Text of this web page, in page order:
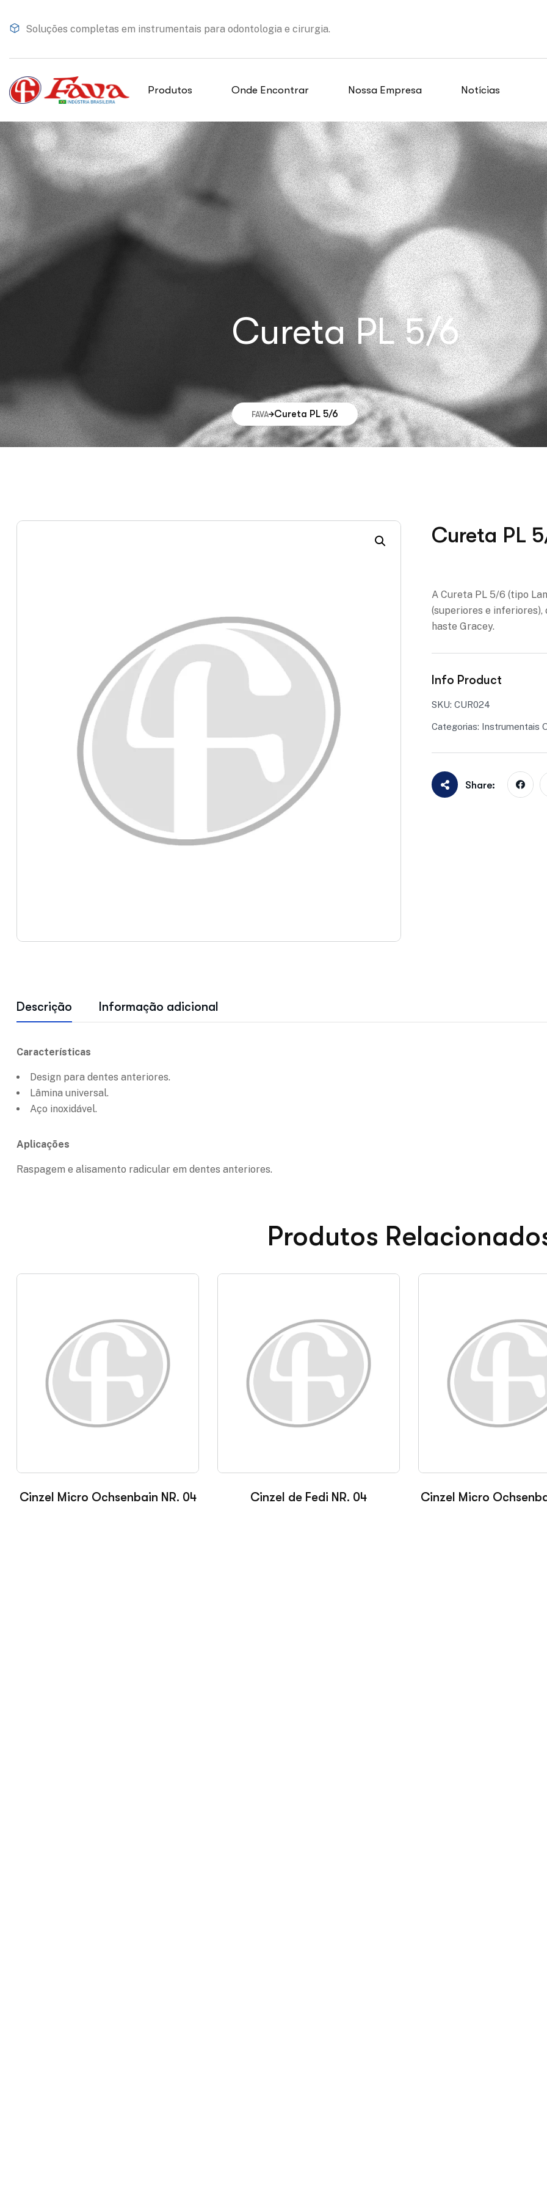
Soluções completas em instrumentais para odontologia e cirurgia.
Produtos Onde Encontrar Nossa Empresa Notícias
Cureta PL 5/6
FAVA Cureta PL 5/6
Cureta PL
A Cureta PL 5/6 (tipo
(superiores e
haste Gracey.
Info Product
SKU: CUR024
Categorias: Instrumentais
Share:
Descrição Informação adicional
Características
Design para dentes anteriores.
Lâmina universal.
Aço inoxidável.
Aplicações
Raspagem e alisamento radicular em dentes anteriores.
Produtos
Cinzel Micro Ochsenbain NR. 04 Cinzel de Fedi NR. 04 Cinzel Micro